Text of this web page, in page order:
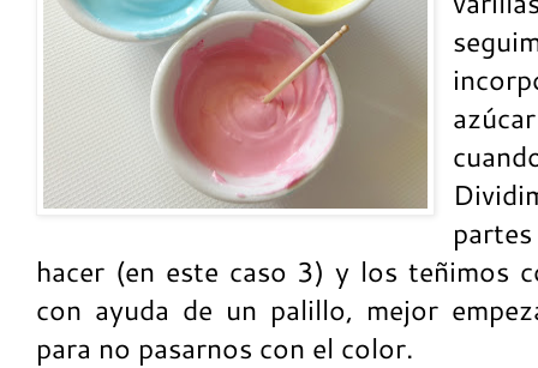
hacer (en este caso 3) y los teñimos
con ayuda de un palillo, mejor
para no pasarnos con el color.